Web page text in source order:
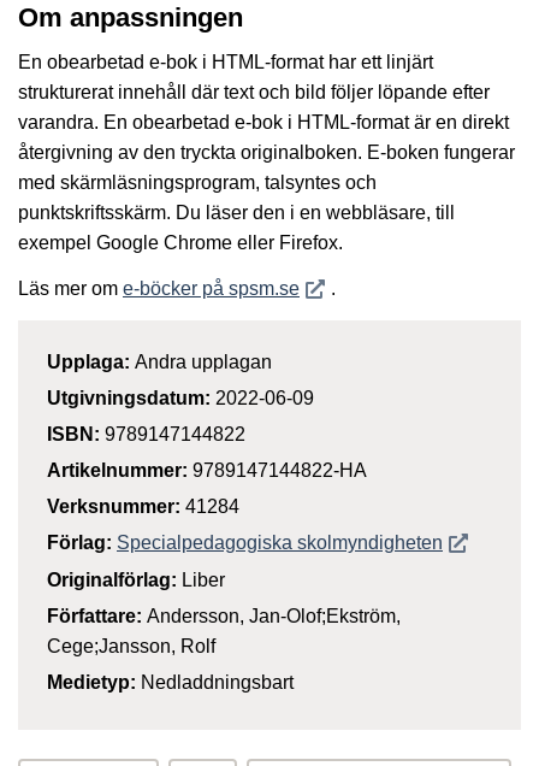
Om anpassningen
En obearbetad e-bok i HTML-format har ett linjärt
strukturerat innehåll där text och bild följer löpande efter
varandra. En obearbetad e-bok i HTML-format är en direkt
återgivning av den tryckta originalboken. E-boken fungerar
med skärmläsningsprogram, talsyntes och
punktskriftsskärm. Du läser den i en webbläsare, till
exempel Google Chrome eller Firefox.
Läs mer om e-böcker på spsm.seÖppnas i nytt fönster
.
Upplaga: Andra upplagan
Utgivningsdatum: 2022-06-09
ISBN: 9789147144822
Artikelnummer: 9789147144822-HA
Verksnummer: 41284
Förlag: Specialpedagogiska skolmyndigheten Öppnas i
Originalförlag: Liber
Författare: Andersson, Jan-Olof;Ekström,
Cege;Jansson, Rolf
Medietyp: Nedladdningsbart